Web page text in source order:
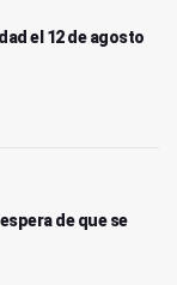
el 12 de agosto
de que se